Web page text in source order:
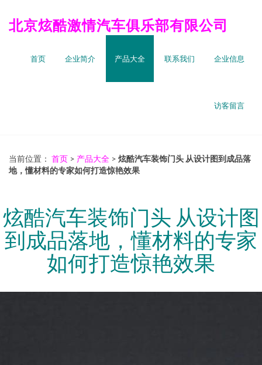
北京炫酷激情汽车俱乐部有限公司
首页 企业简介 产品大全 联系我们 企业信息
访客留言
当前位置： 首页 > 产品大全 > 炫酷汽车装饰门头 从设计图到成品落
地，懂材料的专家如何打造惊艳效果
炫酷汽车装饰门头 从设计图
到成品落地，懂材料的专家
如何打造惊艳效果